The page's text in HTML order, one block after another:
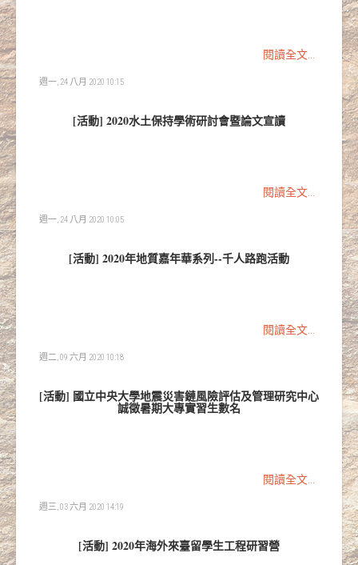
閱讀全文...
週一, 24 八月 2020 10:15
[活動] 2020水土保持學術研討會暨論文宣讀
閱讀全文...
週一, 24 八月 2020 10:05
[活動] 2020年地質嘉年華系列--千人路跑活動
閱讀全文...
週二, 09 六月 2020 10:18
[活動] 國立中央大學地震災害鏈風險評估及管理研究中心
誠徵暑期大專實習生數名
閱讀全文...
週三, 03 六月 2020 14:19
[活動] 2020年海外來臺留學生工程研習營